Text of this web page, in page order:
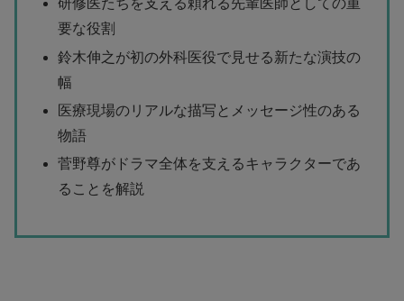
研修医たちを支える頼れる先輩医師としての重
要な役割
鈴木伸之が初の外科医役で見せる新たな演技の
幅
医療現場のリアルな描写とメッセージ性のある
物語
菅野尊がドラマ全体を支えるキャラクターであ
ることを解説